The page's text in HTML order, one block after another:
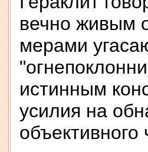
вечно живым
мерами
истинным
усилия на
объективного